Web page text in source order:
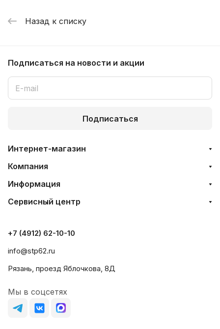
Назад к списку
Подписаться на новости и акции
Подписаться
Интернет-магазин
Компания
Информация
Сервисный центр
+7 (4912) 62-10-10
info@stp62.ru
Рязань, проезд Яблочкова, 8Д
Мы в соцсетях